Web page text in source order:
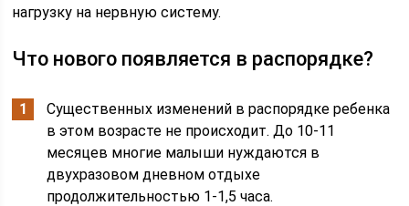
нагрузку на нервную систему.
Что нового появляется в распорядке?
Существенных изменений в распорядке ребенка
в этом возрасте не происходит. До 10-11
месяцев многие малыши нуждаются в
двухразовом дневном отдыхе
продолжительностью 1-1,5 часа.